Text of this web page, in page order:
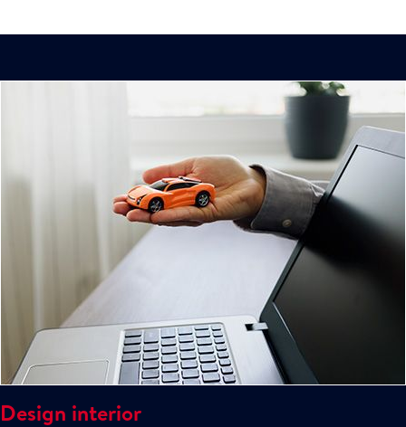
Design interior